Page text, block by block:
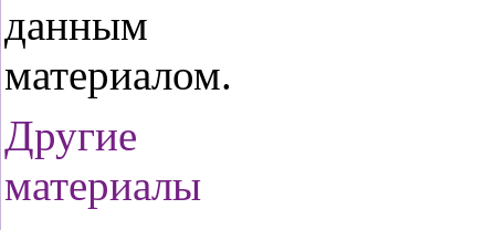
данным
материалом.
Другие
материалы